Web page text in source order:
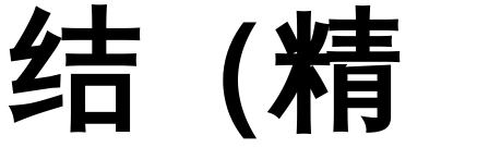
结（精